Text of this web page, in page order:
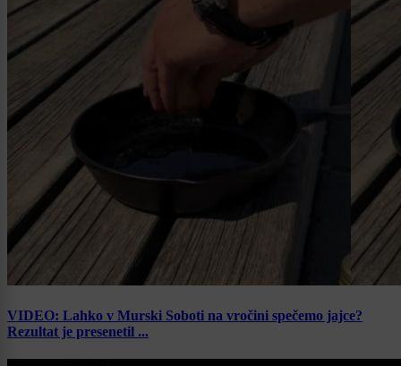
VIDEO: Lahko v Murski Soboti na vročini spečemo jajce?
Rezultat je presenetil ...